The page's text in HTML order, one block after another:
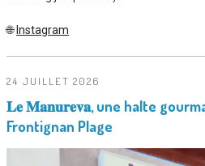
🌐 Instagram
24 JUILLET 2026
𝐋𝐞 𝐌𝐚𝐧𝐮𝐫𝐞𝐯𝐚, une halte
Frontignan Plage